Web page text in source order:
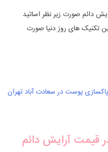
دائم صورت زیر نظر اساتید
تکنیک های روز دنیا صورت
پوست در سعادت آباد تهران
قیمت آرایش دائم